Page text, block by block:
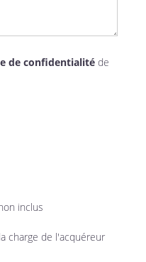
de confidentialité de
inclus
charge de l'acquéreur